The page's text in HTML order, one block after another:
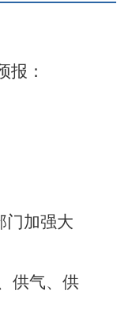
报：
门加强大
供气、供